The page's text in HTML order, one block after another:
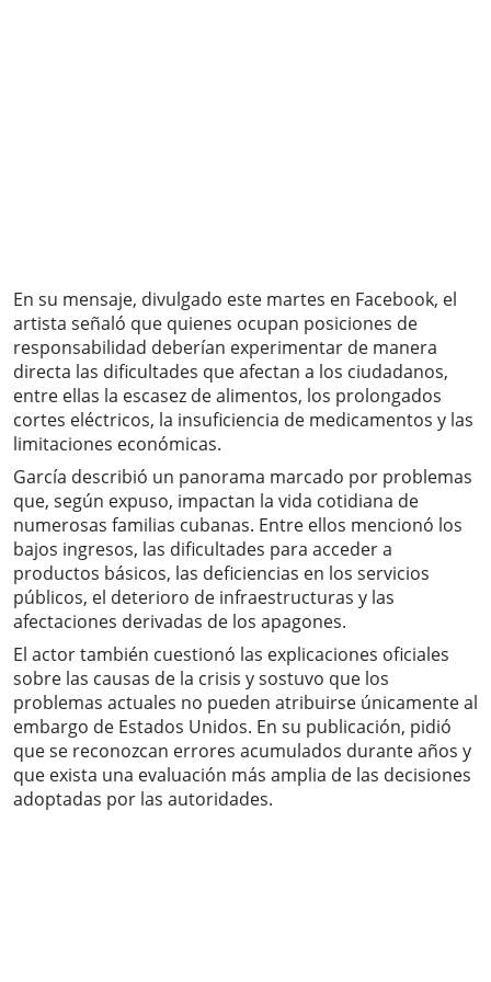
En su mensaje, divulgado este martes en Facebook, el
artista señaló que quienes ocupan posiciones de
responsabilidad deberían experimentar de manera
directa las dificultades que afectan a los ciudadanos,
entre ellas la escasez de alimentos, los prolongados
cortes eléctricos, la insuficiencia de medicamentos y las
limitaciones económicas.
García describió un panorama marcado por problemas
que, según expuso, impactan la vida cotidiana de
numerosas familias cubanas. Entre ellos mencionó los
bajos ingresos, las dificultades para acceder a
productos básicos, las deficiencias en los servicios
públicos, el deterioro de infraestructuras y las
afectaciones derivadas de los apagones.
El actor también cuestionó las explicaciones oficiales
sobre las causas de la crisis y sostuvo que los
problemas actuales no pueden atribuirse únicamente al
embargo de Estados Unidos. En su publicación, pidió
que se reconozcan errores acumulados durante años y
que exista una evaluación más amplia de las decisiones
adoptadas por las autoridades.